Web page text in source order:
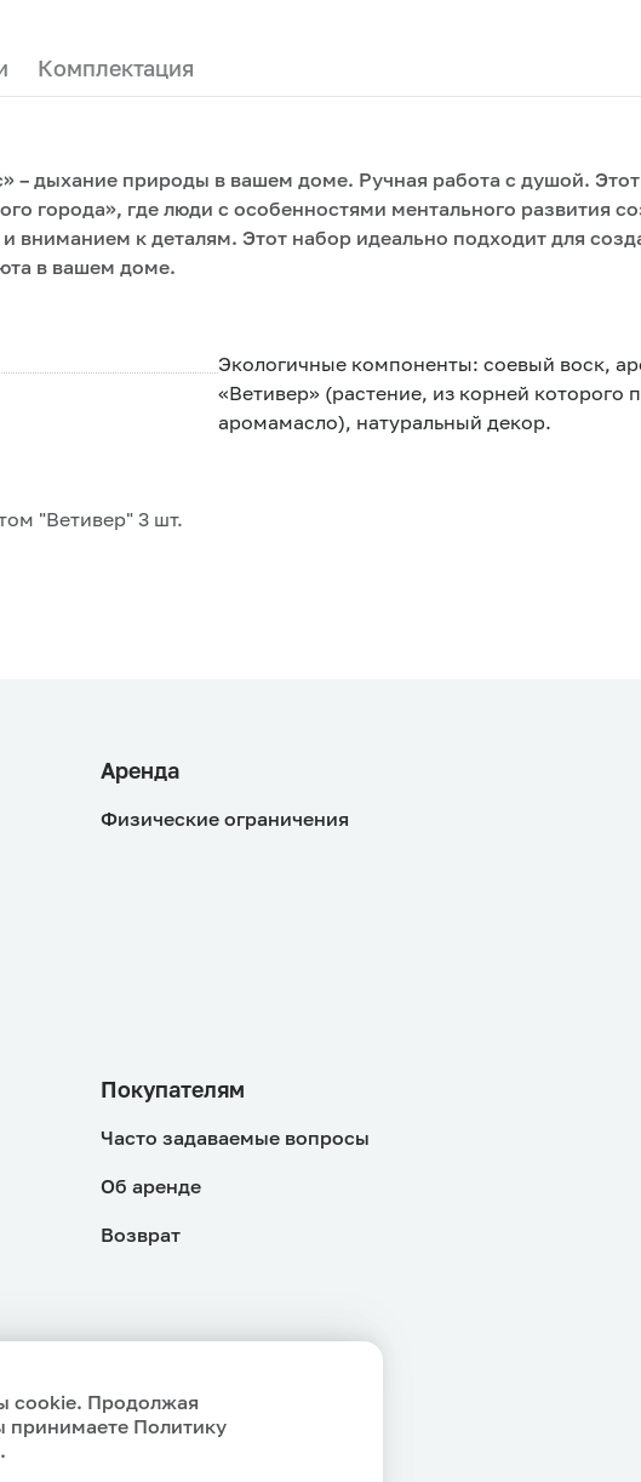
Комплектация
– дыхание природы в вашем доме. Ручная работа с душой.
города», где люди с особенностями ментального развития
вниманием к деталям. Этот набор идеально подходит для
в вашем доме.
Экологичные компоненты: соевый воск,
«Ветивер» (растение, из корней которого
аромамасло), натуральный декор.
"Ветивер" 3 шт.
Аренда
Физические ограничения
Покупателям
Часто задаваемые вопросы
Об аренде
Возврат
cookie. Продолжая
принимаете Политику
.